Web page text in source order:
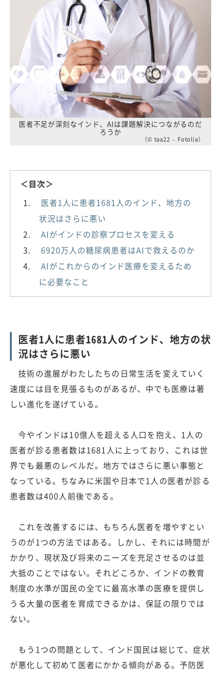
医者不足が深刻なインド、AIは課題解決につながるのだ
ろうか
（© taa22 – Fotolia）
＜目次＞
医者1人に患者1681人のインド、地方の
状況はさらに悪い
AIがインドの診察プロセスを変える
6920万人の糖尿病患者はAIで救えるのか
AIがこれからのインド医療を変えるため
に必要なこと
医者1人に患者1681人のインド、地方の状
況はさらに悪い
技術の進展がわたしたちの日常生活を変えていく
速度には目を見張るものがあるが、中でも医療は著
しい進化を遂げている。
今やインドは10億人を超える人口を抱え、1人の
医者が診る患者数は1681人に上っており、これは世
界でも最悪のレベルだ。地方ではさらに悪い事態と
なっている。ちなみに米国や日本で1人の医者が診る
患者数は400人前後である。
これを改善するには、もちろん医者を増やすとい
うのが1つの方法ではある。しかし、それには時間が
かかり、現状及び将来のニーズを充足させるのは並
大抵のことではない。それどころか、インドの教育
制度の水準が国民の全てに最高水準の医療を提供し
うる大量の医者を育成できるかは、保証の限りでは
ない。
もう1つの問題として、インド国民は総じて、症状
が悪化して初めて医者にかかる傾向がある。予防医